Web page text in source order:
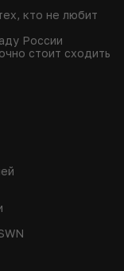
кто не любит
России
стоит сходить